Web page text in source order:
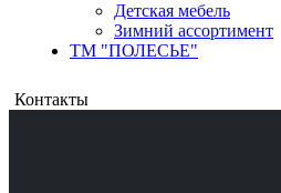
Детская мебель
Зимний ассортимент
ТМ "ПОЛЕСЬЕ"
Контакты